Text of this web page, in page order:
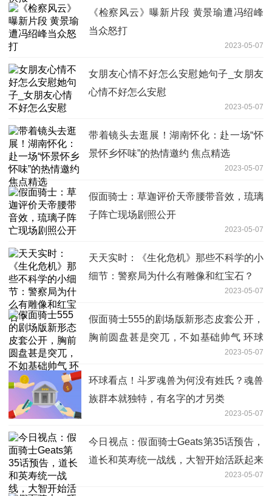
《检察风云》曝新片段 黄景瑜遭冯绍峰
当众怒打
2023-05-07
女朋友心情不好怎么安慰她句子_女朋友
心情不好怎么安慰
2023-05-07
带着镜头去逛展！湖南怀化：赴一场“怀
景怀乡怀味”的热情邀约 焦点精选
2023-05-07
假面骑士：草迦评价天帝腰带音效，琉璃
子阵亡现场剧照公开
2023-05-07
天天实时：《生化危机》那些不科学的小
细节：警察局为什么有雕像和红宝石？
2023-05-07
假面骑士555的剧场版新形态皮套公开，
胸前圆盘甚是突兀，不如基础帅气 环球
2023-05-07
环球看点！斗罗魂兽为何没有姓氏？魂兽
族群本就独特，有名字的才另类
2023-05-07
今日视点：假面骑士Geats第35话预告，
道长和英寿统一战线，大智开始活跃起来
2023-05-07